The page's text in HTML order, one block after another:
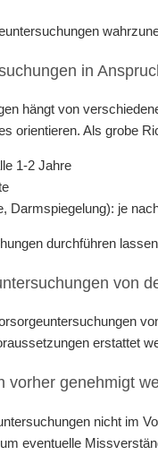
in
hängt von
orientieren. Als grobe
1-2 Jahre
Darmspiegelung): je
durchführen
von
erstattet
vorher genehmigt
nicht im
eventuelle